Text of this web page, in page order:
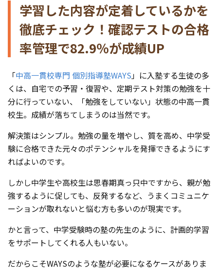
学習した内容が定着しているかを
徹底チェック！確認テストの合格
率管理で82.9％が成績UP
「中高一貫校専門 個別指導塾WAYS」に入塾する生徒の多
くは、自宅での予習・復習や、定期テスト対策の勉強を十
分に行っていない、「勉強をしていない」状態の中高一貫
校生。成績が落ちてしまうのは当然です。
解決策はシンプル。勉強の量を増やし、質を高め、中学受
験に合格できた元々のポテンシャルを発揮できるようにす
ればよいのです。
しかし中学生や高校生は思春期真っ只中ですから、親が勉
強するように促しても、反発するなど、うまくコミュニケ
ーションが取れないと悩む方も多いのが現実です。
かと言って、中学受験時の塾の先生のように、計画的学習
をサポートしてくれる人もいない。
だからこそWAYSのような塾が必要になるケースがありま